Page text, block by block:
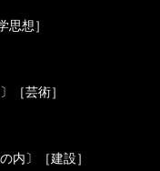
思想］
［芸術］
内〕［建設］